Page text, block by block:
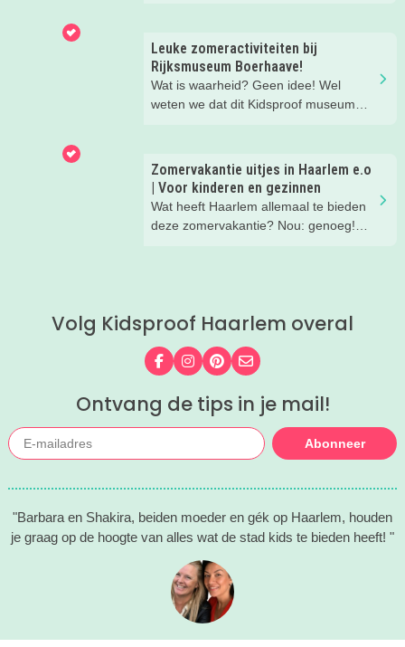
en tussen simpele zwembaden en
echte zwemparadijzen.
Leuke zomeractiviteiten bij
Rijksmuseum Boerhaave!
Wat is waarheid? Geen idee! Wel
weten we dat dit Kidsproof museum
leuke testjes, ongeloofwaardige
wiskunde, waterspeeltuin,
zomerworkshops en nog veel meer bij
Rijksmuseum Boerhaave in Leiden!
Zomervakantie uitjes in Haarlem e.o
| Voor kinderen en gezinnen
Wat heeft Haarlem allemaal te bieden
deze zomervakantie? Nou: genoeg!
en activiteiten!
Volg Kidsproof Haarlem overal
Volg ons op Facebook
Volg ons op Instagram
Volg ons op Pinterest
Mail ons
Ontvang de tips in je mail!
Abonneer
"Barbara en Shakira, beiden moeder en gék op Haarlem, houden
je graag op de hoogte van alles wat de stad kids te bieden heeft! "